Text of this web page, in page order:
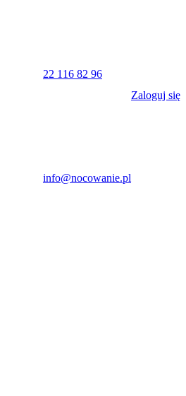
22 116 82 96
info@nocowanie.pl
Zaloguj się